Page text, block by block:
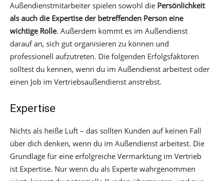
Außendienstmitarbeiter spielen sowohl die Persönlichkeit
als auch die Expertise der betreffenden Person eine
wichtige Rolle. Außerdem kommt es im Außendienst
darauf an, sich gut organisieren zu können und
professionell aufzutreten. Die folgenden Erfolgsfaktoren
solltest du kennen, wenn du im Außendienst arbeitest oder
einen Job im Vertriebsaußendienst anstrebst.
Expertise
Nichts als heiße Luft – das sollten Kunden auf keinen Fall
über dich denken, wenn du im Außendienst arbeitest. Die
Grundlage für eine erfolgreiche Vermarktung im Vertrieb
ist Expertise. Nur wenn du als Experte wahrgenommen